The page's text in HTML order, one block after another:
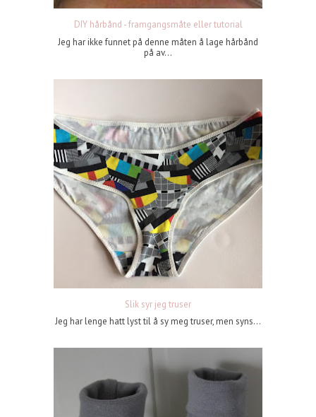
DIY hårbånd - framgangsmåte eller tutorial
Jeg har ikke funnet på denne måten å lage hårbånd
på av...
Slik syr jeg truser
Jeg har lenge hatt lyst til å sy meg truser, men syns...